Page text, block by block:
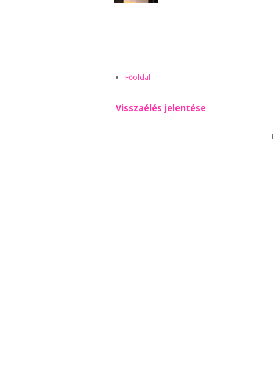
Főoldal
Visszaélés jelentése